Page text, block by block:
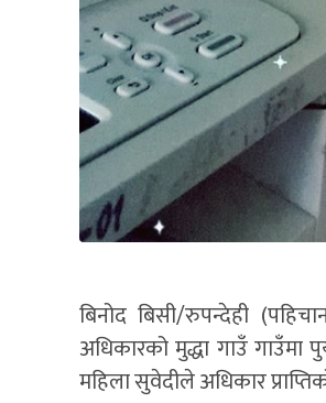
बिनोद बिसी/रुपन्देही
अधिकारको मुद्धा गाउँ गाउँमा
महिला सुवेदीले अधिकार